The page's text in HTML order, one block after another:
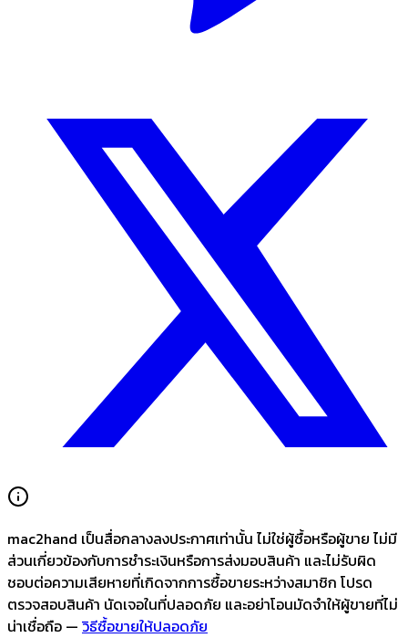
mac2hand เป็นสื่อกลางลงประกาศเท่านั้น ไม่ใช่ผู้ซื้อหรือผู้ขาย ไม่มี
ส่วนเกี่ยวข้องกับการชำระเงินหรือการส่งมอบสินค้า และไม่รับผิด
ชอบต่อความเสียหายที่เกิดจากการซื้อขายระหว่างสมาชิก โปรด
ตรวจสอบสินค้า นัดเจอในที่ปลอดภัย และอย่าโอนมัดจำให้ผู้ขายที่ไม่
น่าเชื่อถือ — วิธีซื้อขายให้ปลอดภัย